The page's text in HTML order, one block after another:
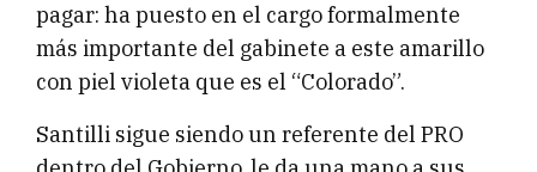
pagar: ha puesto en el cargo formalmente
más importante del gabinete a este amarillo
con piel violeta que es el “Colorado”.
Santilli sigue siendo un referente del PRO